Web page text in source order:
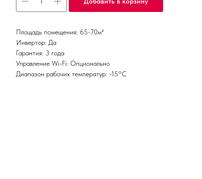
Площадь помещения: 65-70м²
Инвертор: Да
Гарантия: 3 года
Управление Wi-Fi: Опционально
Диапазон рабочих температур: -15°С